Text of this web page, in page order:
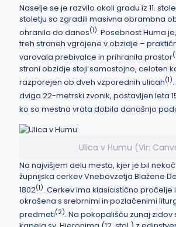
Naselje se je razvilo okoli gradu iz 11.
stoletju so zgradili masivna obrambna
ohranila do danes(1). Posebnost Huma
treh straneh vgrajene v obzidje –
varovala prebivalce in prihranila prostor(
strani obzidje stoji samostojno, celoten
razporejen ob dveh vzporednih ulicah(1)
dviga 22-metrski zvonik, postavljen leta
ko so mestna vrata dobila današnjo
Ulica v Humu (Vir:
Na najvišjem delu mesta, kjer je bil
župnijska cerkev Vnebovzetja Blažene
1802(1). Cerkev ima klasicistično pročelje
okrašena s srebrnimi in pozlačenimi
predmeti(2). Na pokopališču zunaj zidov